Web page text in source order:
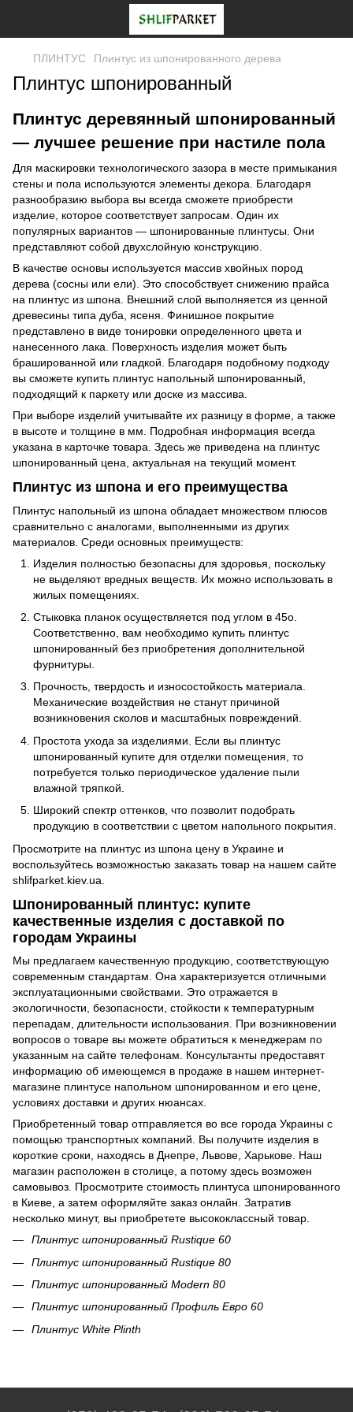
ПЛИНТУС Плинтус из шпонированного дерева
Плинтус шпонированный
Плинтус деревянный шпонированный
— лучшее решение при настиле пола
Для маскировки технологического зазора в месте примыкания
стены и пола используются элементы декора. Благодаря
разнообразию выбора вы всегда сможете приобрести
изделие, которое соответствует запросам. Один их
популярных вариантов — шпонированные плинтусы. Они
представляют собой двухслойную конструкцию.
В качестве основы используется массив хвойных пород
дерева (сосны или ели). Это способствует снижению прайса
на плинтус из шпона. Внешний слой выполняется из ценной
древесины типа дуба, ясеня. Финишное покрытие
представлено в виде тонировки определенного цвета и
нанесенного лака. Поверхность изделия может быть
брашированной или гладкой. Благодаря подобному подходу
вы сможете купить плинтус напольный шпонированный,
подходящий к паркету или доске из массива.
При выборе изделий учитывайте их разницу в форме, а также
в высоте и толщине в мм. Подробная информация всегда
указана в карточке товара. Здесь же приведена на плинтус
шпонированный цена, актуальная на текущий момент.
Плинтус из шпона и его преимущества
Плинтус напольный из шпона обладает множеством плюсов
сравнительно с аналогами, выполненными из других
материалов. Среди основных преимуществ:
Изделия полностью безопасны для здоровья, поскольку
не выделяют вредных веществ. Их можно использовать в
жилых помещениях.
Стыковка планок осуществляется под углом в 45o.
Соответственно, вам необходимо купить плинтус
шпонированный без приобретения дополнительной
фурнитуры.
Прочность, твердость и износостойкость материала.
Механические воздействия не станут причиной
возникновения сколов и масштабных повреждений.
Простота ухода за изделиями. Если вы плинтус
шпонированный купите для отделки помещения, то
потребуется только периодическое удаление пыли
влажной тряпкой.
Широкий спектр оттенков, что позволит подобрать
продукцию в соответствии с цветом напольного покрытия.
Просмотрите на плинтус из шпона цену в Украине и
воспользуйтесь возможностью заказать товар на нашем сайте
shlifparket.kiev.ua.
Шпонированный плинтус: купите
качественные изделия с доставкой по
городам Украины
Мы предлагаем качественную продукцию, соответствующую
современным стандартам. Она характеризуется отличными
эксплуатационными свойствами. Это отражается в
экологичности, безопасности, стойкости к температурным
перепадам, длительности использования. При возникновении
вопросов о товаре вы можете обратиться к менеджерам по
указанным на сайте телефонам. Консультанты предоставят
информацию об имеющемся в продаже в нашем интернет-
магазине плинтусе напольном шпонированном и его цене,
условиях доставки и других нюансах.
Приобретенный товар отправляется во все города Украины с
помощью транспортных компаний. Вы получите изделия в
короткие сроки, находясь в Днепре, Львове, Харькове. Наш
магазин расположен в столице, а потому здесь возможен
самовывоз. Просмотрите стоимость плинтуса шпонированного
в Киеве, а затем оформляйте заказ онлайн. Затратив
несколько минут, вы приобретете высококлассный товар.
Плинтус шпонированный Rustique 60
Плинтус шпонированный Rustique 80
Плинтус шпонированный Modern 80
Плинтус шпонированный Профиль Евро 60
Плинтус White Plinth